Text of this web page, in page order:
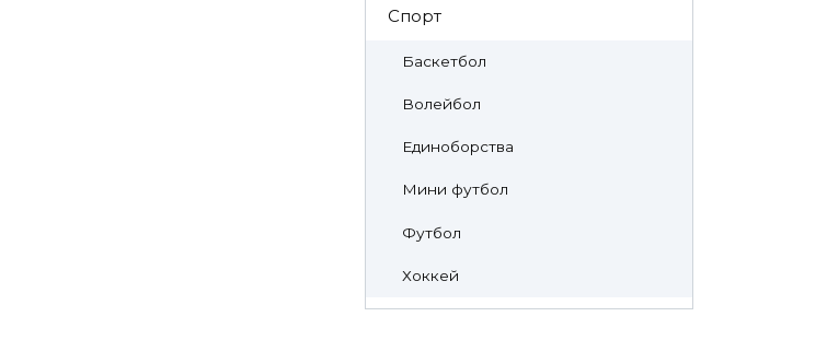
Спорт
Баскетбол
Волейбол
Единоборства
Мини футбол
Футбол
Хоккей